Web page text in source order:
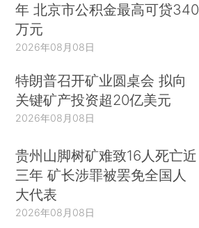
年 北京市公积金最高可贷340
万元
2026年08月08日
特朗普召开矿业圆桌会 拟向
关键矿产投资超20亿美元
2026年08月08日
贵州山脚树矿难致16人死亡近
三年 矿长涉罪被罢免全国人
大代表
2026年08月08日